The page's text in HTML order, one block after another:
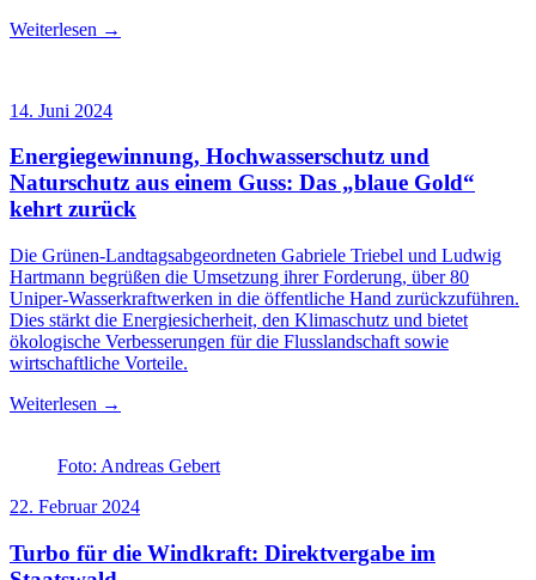
Weiterlesen →
14. Juni 2024
Energiegewinnung, Hochwasserschutz und
Naturschutz aus einem Guss: Das „blaue Gold“
kehrt zurück
Die Grünen-Landtagsabgeordneten Gabriele Triebel und Ludwig
Hartmann begrüßen die Umsetzung ihrer Forderung, über 80
Uniper-Wasserkraftwerken in die öffentliche Hand zurückzuführen.
Dies stärkt die Energiesicherheit, den Klimaschutz und bietet
ökologische Verbesserungen für die Flusslandschaft sowie
wirtschaftliche Vorteile.
Weiterlesen →
Foto: Andreas Gebert
22. Februar 2024
Turbo für die Windkraft: Direktvergabe im